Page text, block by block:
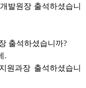
발원장 출석하셨습니
출석하셨습니까?
.
원과장 출석하셨습니